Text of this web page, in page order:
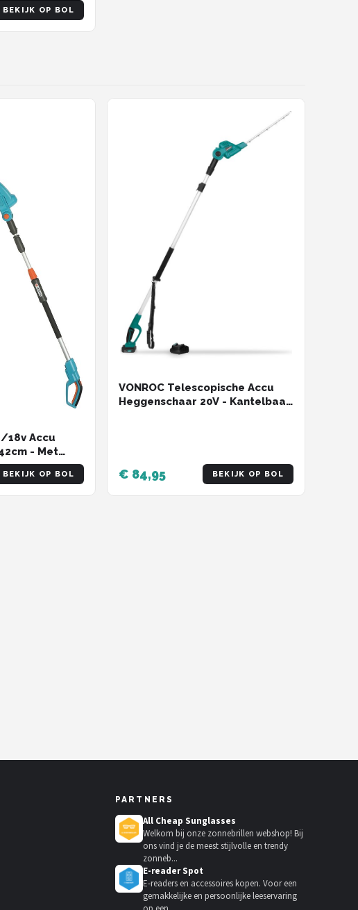
BEKIJK OP BOL
18v Accu
- Met
BEKIJK OP BOL
VONROC Telescopische Accu
Heggenschaar 20V - Kantelbaar
€ 84,95 BEKIJK OP BOL
PARTNERS
All Cheap Sunglasses
Welkom bij onze zonnebrillen webshop! Bij
ons vind je de meest stijlvolle en trendy
zonneb...
E-reader Spot
E-readers en accessoires kopen. Voor een
gemakkelijke en persoonlijke leeservaring